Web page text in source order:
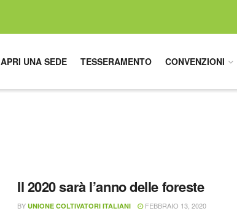
APRI UNA SEDE TESSERAMENTO CONVENZIONI
Il 2020 sarà l’anno delle foreste
BY UNIONE COLTIVATORI ITALIANI FEBBRAIO 13, 2020